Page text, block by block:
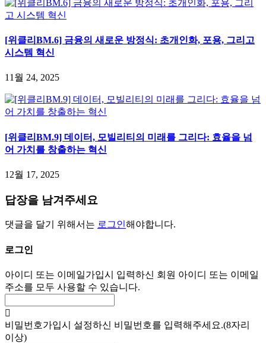
[위클리BM.6] 금융의 새로운 방정식: 초개인화, 포용, 그리고
시스템 혁신
11월 24, 2025
[위클리BM.9] 데이터, 모빌리티의 미래를 그리다: 효율을 넘
어 가치를 창출하는 혁신
12월 17, 2025
답장을 남겨주세요
댓글을 달기 위해서는 로그인해야합니다.
로그인
아이디 또는 이메일가입시 입력하신 회원 아이디 또는 이메일
주소를 모두 사용할 수 있습니다.
비밀번호가입시 설정하신 비밀번호를 입력해주세요.(8자리
이상)